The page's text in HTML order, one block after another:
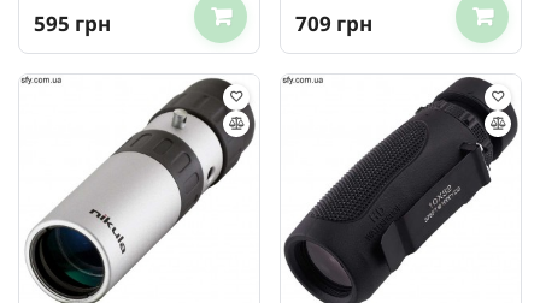
595 грн 709 грн